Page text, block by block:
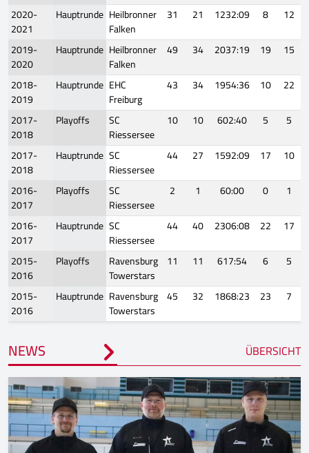
2020-
2021
Hauptrunde Heilbronner
Falken
31 21 1232:09 8 12
2019-
2020
Hauptrunde Heilbronner
Falken
49 34 2037:19 19 15
2018-
2019
Hauptrunde EHC
Freiburg
43 34 1954:36 10 22
2017-
2018
Playoffs
SC
Riessersee
10 10 602:40 5 5
2017-
2018
Hauptrunde SC
Riessersee
44 27 1592:09 17 10
2016-
2017
Playoffs
SC
Riessersee
2 1 60:00 0 1
2016-
2017
Hauptrunde SC
Riessersee
44 40 2306:08 22 17
2015-
2016
Playoffs
Ravensburg
Towerstars
11 11 617:54 6 5
2015-
2016
Hauptrunde Ravensburg
Towerstars
45 32 1868:23 23 7
NEWS ÜBERSICHT